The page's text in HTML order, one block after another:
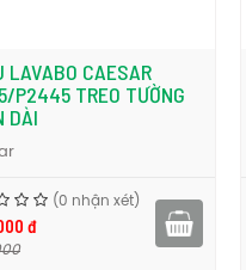
LAVABO CAESAR
P2445 TREO TƯỜNG
DÀI
(0 nhận xét)
đ